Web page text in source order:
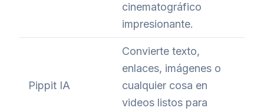
cinematográfico
impresionante.
Pippit IA
Convierte texto,
enlaces, imágenes o
cualquier cosa en
videos listos para